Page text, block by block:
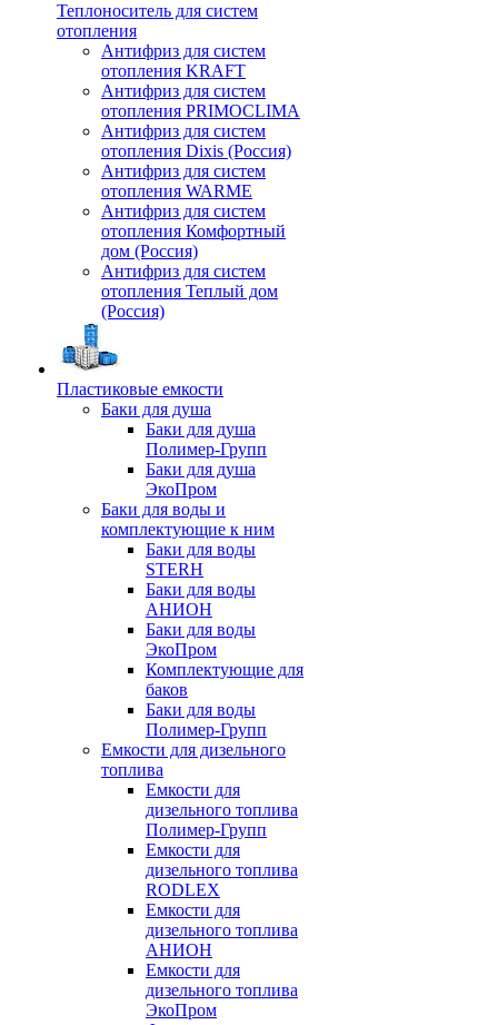
Теплоноситель для систем
отопления
Антифриз для систем
отопления KRAFT
Антифриз для систем
отопления PRIMOCLIMA
Антифриз для систем
отопления Dixis (Россия)
Антифриз для систем
отопления WARME
Антифриз для систем
отопления Комфортный
дом (Россия)
Антифриз для систем
отопления Теплый дом
(Россия)
Пластиковые емкости
Баки для душа
Баки для душа
Полимер-Групп
Баки для душа
ЭкоПром
Баки для воды и
комплектующие к ним
Баки для воды
STERH
Баки для воды
АНИОН
Баки для воды
ЭкоПром
Комплектующие для
баков
Баки для воды
Полимер-Групп
Емкости для дизельного
топлива
Емкости для
дизельного топлива
Полимер-Групп
Емкости для
дизельного топлива
RODLEX
Емкости для
дизельного топлива
АНИОН
Емкости для
дизельного топлива
ЭкоПром